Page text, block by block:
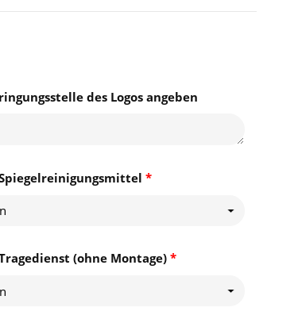
des Logos angeben
*
*
(ohne Montage)